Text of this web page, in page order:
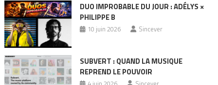
DUO IMPROBABLE DU JOUR : ADÉLYS ×
PHILIPPE B
10 juin 2026 Sincever
SUBVERT : QUAND LA MUSIQUE
REPREND LE POUVOIR